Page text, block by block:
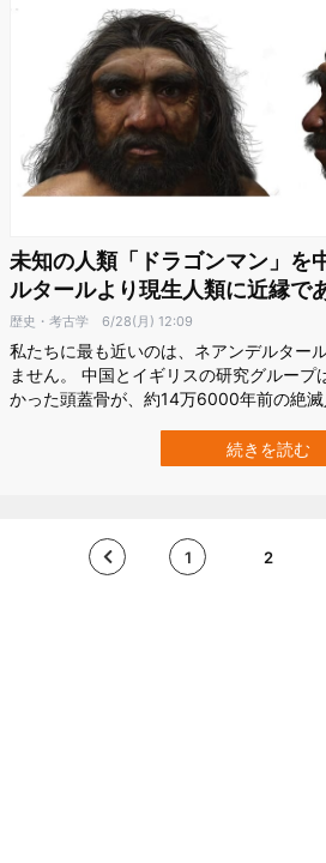
未知の人類「ドラゴンマン」を
ルタールより現生人類に近縁で
歴史・考古学 6/28(月) 12:09
私たちに最も近いのは、ネアンデルター
ません。 中国とイギリスの研究グループ
かった頭蓋骨が、約14万6000年前の絶
は、現生人類（ホモ・サピエンス）に最
人より近縁と見られています。 研究は、
続きを読む
1 2